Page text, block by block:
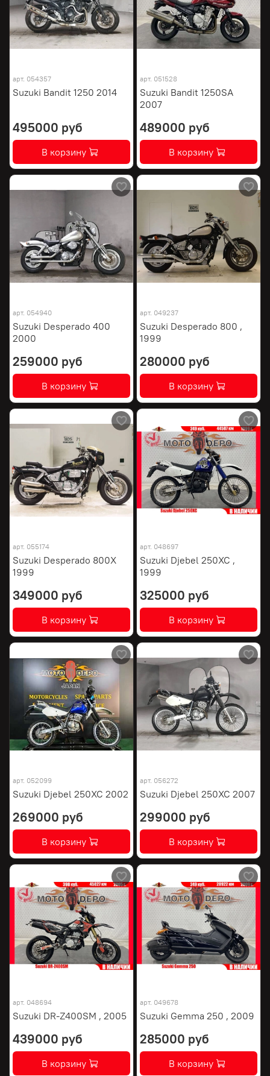
арт. 054357
Suzuki Bandit 1250 2014
495000 руб
В корзину
арт. 051528
Suzuki Bandit 1250SA
2007
489000 руб
В корзину
арт. 054940
Suzuki Desperado 400
2000
259000 руб
В корзину
арт. 049237
Suzuki Desperado 800 ,
1999
280000 руб
В корзину
арт. 055174
Suzuki Desperado 800X
1999
349000 руб
В корзину
арт. 048697
Suzuki Djebel 250XC ,
1999
325000 руб
В корзину
арт. 052099
Suzuki Djebel 250XC 2002
269000 руб
В корзину
арт. 056272
Suzuki Djebel 250XC 2007
299000 руб
В корзину
арт. 048694
Suzuki DR-Z400SM , 2005
439000 руб
В корзину
арт. 049678
Suzuki Gemma 250 , 2009
285000 руб
В корзину